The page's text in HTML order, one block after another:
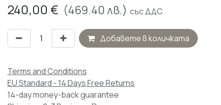
240,00 € (469.40лв.) със ДДС
Добавете в количката
Terms and Conditions
EU Standard - 14 Days Free Returns
14-day money-back guarantee